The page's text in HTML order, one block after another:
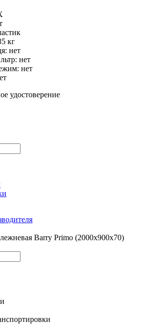
кг
нет
нет
нет
удостоверение
Barry Primo (2000x900x70)